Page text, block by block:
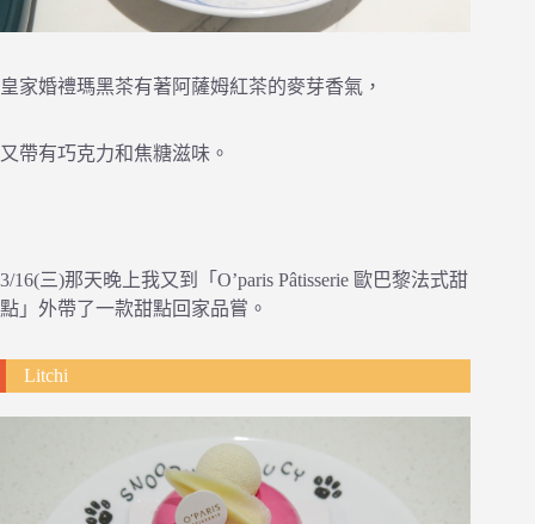
皇家婚禮瑪黑茶有著阿薩姆紅茶的麥芽香氣，
又帶有巧克力和焦糖滋味。
3/16(三)那天晚上我又到「O’paris Pâtisserie 歐巴黎法式甜
點」外帶了一款甜點回家品嘗。
Litchi